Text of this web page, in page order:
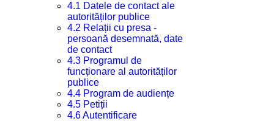
4.1 Datele de contact ale
autorităților publice
4.2 Relații cu presa -
persoană desemnată, date
de contact
4.3 Programul de
funcționare al autorităților
publice
4.4 Program de audiențe
4.5 Petiții
4.6 Autentificare